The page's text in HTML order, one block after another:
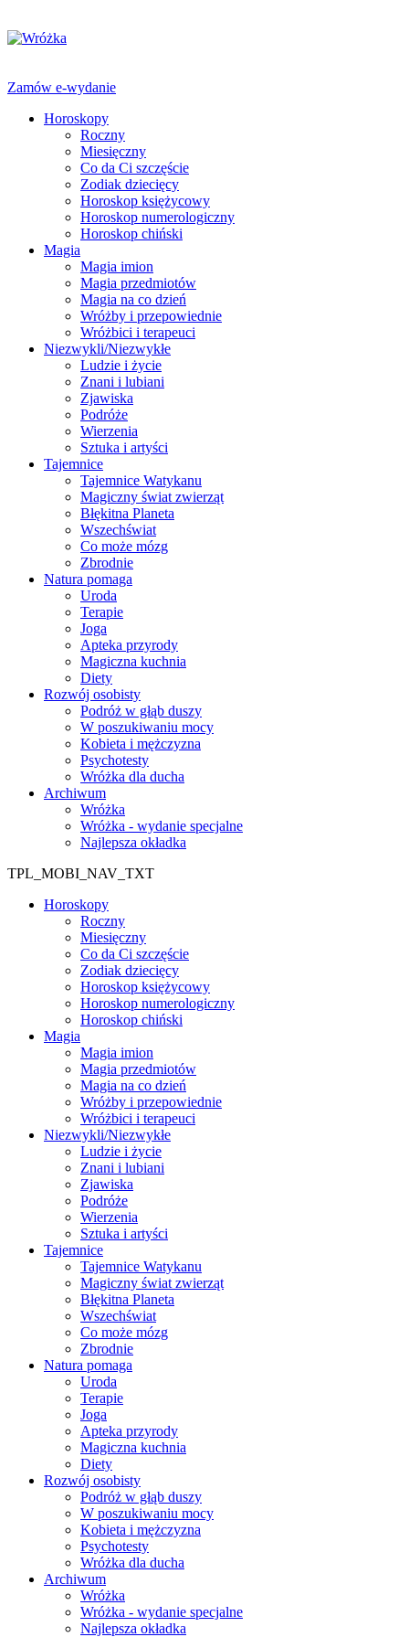
Zamów e-wydanie
Horoskopy
Roczny
Miesięczny
Co da Ci szczęście
Zodiak dziecięcy
Horoskop księżycowy
Horoskop numerologiczny
Horoskop chiński
Magia
Magia imion
Magia przedmiotów
Magia na co dzień
Wróżby i przepowiednie
Wróżbici i terapeuci
Niezwykli/Niezwykłe
Ludzie i życie
Znani i lubiani
Zjawiska
Podróże
Wierzenia
Sztuka i artyści
Tajemnice
Tajemnice Watykanu
Magiczny świat zwierząt
Błękitna Planeta
Wszechświat
Co może mózg
Zbrodnie
Natura pomaga
Uroda
Terapie
Joga
Apteka przyrody
Magiczna kuchnia
Diety
Rozwój osobisty
Podróż w głąb duszy
W poszukiwaniu mocy
Kobieta i mężczyzna
Psychotesty
Wróżka dla ducha
Archiwum
Wróżka
Wróżka - wydanie specjalne
Najlepsza okładka
TPL_MOBI_NAV_TXT
Horoskopy
Roczny
Miesięczny
Co da Ci szczęście
Zodiak dziecięcy
Horoskop księżycowy
Horoskop numerologiczny
Horoskop chiński
Magia
Magia imion
Magia przedmiotów
Magia na co dzień
Wróżby i przepowiednie
Wróżbici i terapeuci
Niezwykli/Niezwykłe
Ludzie i życie
Znani i lubiani
Zjawiska
Podróże
Wierzenia
Sztuka i artyści
Tajemnice
Tajemnice Watykanu
Magiczny świat zwierząt
Błękitna Planeta
Wszechświat
Co może mózg
Zbrodnie
Natura pomaga
Uroda
Terapie
Joga
Apteka przyrody
Magiczna kuchnia
Diety
Rozwój osobisty
Podróż w głąb duszy
W poszukiwaniu mocy
Kobieta i mężczyzna
Psychotesty
Wróżka dla ducha
Archiwum
Wróżka
Wróżka - wydanie specjalne
Najlepsza okładka